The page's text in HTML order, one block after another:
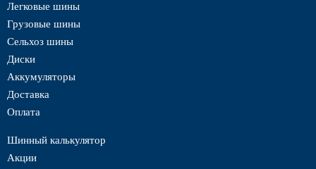
Легковые шины
Грузовые шины
Сельхоз шины
Диски
Аккумуляторы
Доставка
Оплата
Шинный калькулятор
Акции